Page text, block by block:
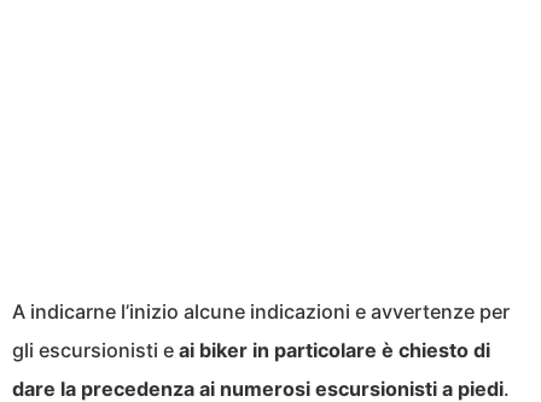
A indicarne l’inizio alcune indicazioni e avvertenze per
gli escursionisti e ai biker in particolare è chiesto di
dare la precedenza ai numerosi escursionisti a piedi.